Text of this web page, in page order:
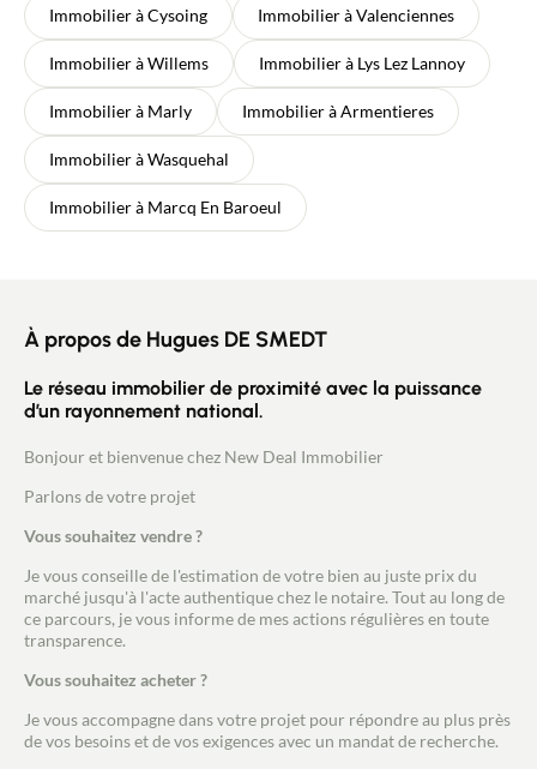
Immobilier à Cysoing Immobilier à Valenciennes
Immobilier à Willems Immobilier à Lys Lez Lannoy
Immobilier à Marly Immobilier à Armentieres
Immobilier à Wasquehal
Immobilier à Marcq En Baroeul
À propos de Hugues DE SMEDT
Le réseau immobilier de proximité avec la puissance
d’un rayonnement national.
Bonjour et bienvenue chez New Deal Immobilier
Parlons de votre projet
Vous souhaitez vendre ?
Je vous conseille de l'estimation de votre bien au juste prix du
marché jusqu'à l'acte authentique chez le notaire. Tout au long de
ce parcours, je vous informe de mes actions régulières en toute
transparence.
Vous souhaitez acheter ?
Je vous accompagne dans votre projet pour répondre au plus près
de vos besoins et de vos exigences avec un mandat de recherche.